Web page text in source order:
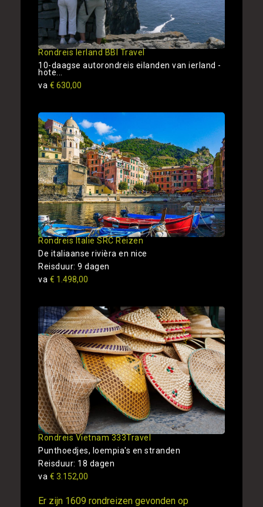
Rondreis Ierland BBI Travel
10-daagse autorondreis eilanden van ierland -
hote...
va € 630,00
Rondreis Italie SRC Reizen
De italiaanse rivièra en nice
Reisduur: 9 dagen
va € 1.498,00
Rondreis Vietnam 333Travel
Punthoedjes, loempia's en stranden
Reisduur: 18 dagen
va € 3.152,00
Er zijn 1609 rondreizen gevonden op